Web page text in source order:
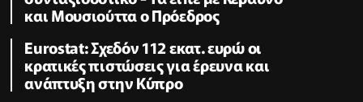
και Μουσιούττα ο Πρόεδρος
Eurostat: Σχεδόν 112 εκατ. ευρώ οι
κρατικές πιστώσεις για έρευνα και
ανάπτυξη στην Κύπρο